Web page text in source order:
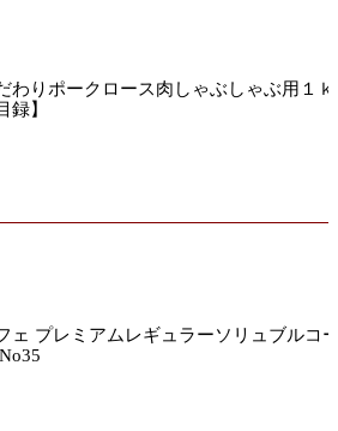
わりポークロース肉しゃぶしゃぶ用１
録】
ェ プレミアムレギュラーソリュブルコ